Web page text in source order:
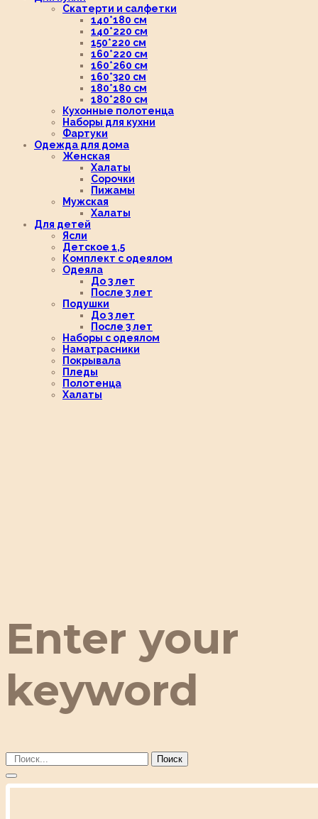
Скатерти и салфетки
140*180 см
140*220 см
150*220 см
160*220 см
160*260 см
160*320 см
180*180 см
180*280 см
Кухонные полотенца
Наборы для кухни
Фартуки
Одежда для дома
Женская
Халаты
Сорочки
Пижамы
Мужская
Халаты
Для детей
Ясли
Детское 1,5
Комплект с одеялом
Одеяла
До 3 лет
После 3 лет
Подушки
До 3 лет
После 3 лет
Наборы с одеялом
Наматрасники
Покрывала
Пледы
Полотенца
Халаты
Enter your
keyword
Поиск